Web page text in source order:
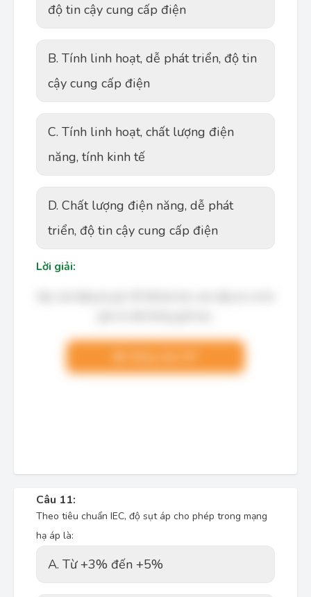
độ tin cậy cung cấp điện
B. Tính linh hoạt, dễ phát triển, độ tin
cậy cung cấp điện
C. Tính linh hoạt, chất lượng điện
năng, tính kinh tế
D. Chất lượng điện năng, dễ phát
triển, độ tin cậy cung cấp điện
Lời giải:
Câu 11:
Theo tiêu chuẩn IEC, độ sụt áp cho phép trong mạng
hạ áp là:
A. Từ +3% đến +5%